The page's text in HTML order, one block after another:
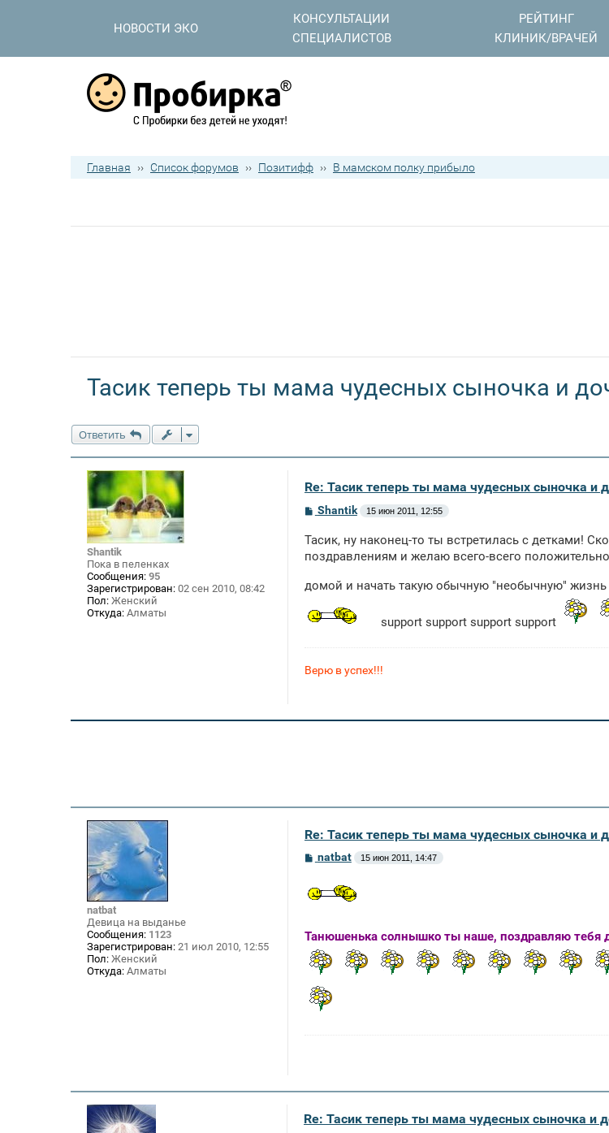
НОВОСТИ ЭКО
КОНСУЛЬТАЦИИ
СПЕЦИАЛИСТОВ
РЕЙТИНГ
КЛИНИК/ВРАЧЕЙ
Главная ›› Список форумов ›› Позитифф ›› В мамском полку прибыло
Тасик теперь ты мама чудесных сыночка и
Ответить
Shantik
Пока в пеленках
Сообщения: 95
Зарегистрирован: 02 сен 2010, 08:42
Пол: Женский
Откуда: Алматы
Re: Тасик теперь ты мама чудесных сыночка и
С
б
щ
и
Shantik 15 июн 2011, 12:55
Тасик, ну наконец-то ты встретилась с детками!
поздравлениям и желаю всего-всего
домой и начать такую обычную "необычную" жизнь
support support support support
Верю в успех!!!
natbat
Девица на выданье
Сообщения: 1123
Зарегистрирован: 21 июл 2010, 12:55
Пол: Женский
Откуда: Алматы
Re: Тасик теперь ты мама чудесных сыночка и
С
б
щ
и
natbat 15 июн 2011, 14:47
Танюшенька солнышко ты наше, поздравляю тебя
Re: Тасик теперь ты мама чудесных сыночка и